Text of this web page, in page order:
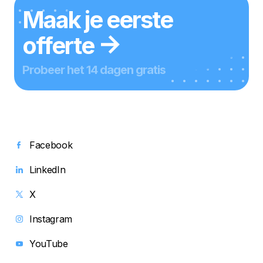
Maak je eerste
offerte
Probeer het 14 dagen gratis
Facebook
LinkedIn
X
Instagram
YouTube